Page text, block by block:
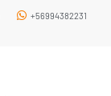
+56994382231